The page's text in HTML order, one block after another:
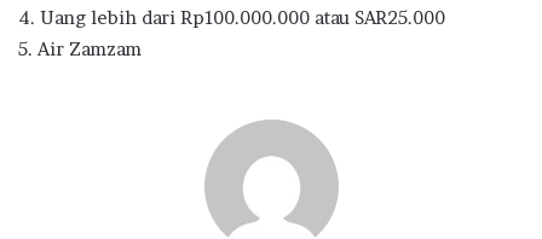
4. Uang lebih dari Rp100.000.000 atau SAR25.000
5. Air Zamzam